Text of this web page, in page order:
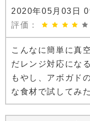
2020年05月03日
評価：
こんなに簡単に真
だレンジ対応にな
もやし、アボガド
な食材で試してみ